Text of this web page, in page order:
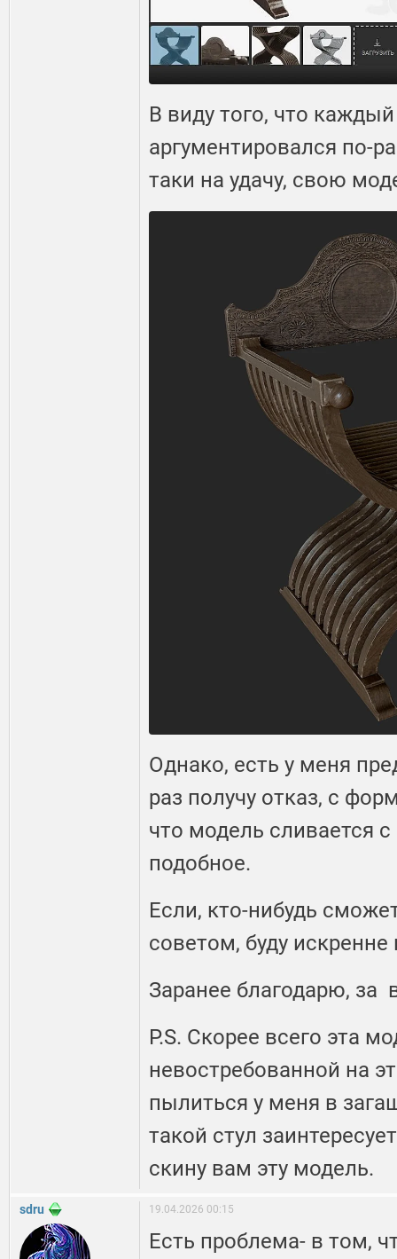
В виду того, что
аргументировался по-
таки на удачу, свою
Однако, есть у меня
раз получу отказ, с
что модель сливается
подобное.
Если, кто-нибудь
советом, буду искренне
Заранее благодарю, за
P.S. Скорее всего эта
невостребованной на
пылиться у меня в
такой стул
скину вам эту модель.
sdru 19.04.2026 00:15
Есть проблема- в том,